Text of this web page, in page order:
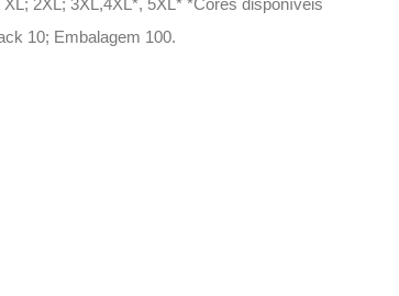
2XL; 3XL,4XL*, 5XL* *Cores disponíveis
10; Embalagem 100.